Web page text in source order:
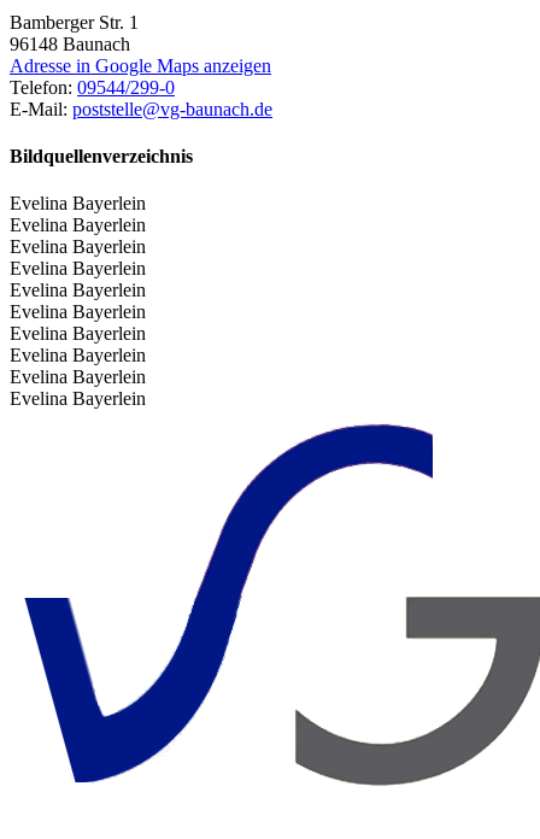
Bamberger Str. 1
96148 Baunach
Adresse in Google Maps anzeigen
Telefon: 09544/299-0
E-Mail: poststelle@vg-baunach.de
Bildquellenverzeichnis
Evelina Bayerlein
Evelina Bayerlein
Evelina Bayerlein
Evelina Bayerlein
Evelina Bayerlein
Evelina Bayerlein
Evelina Bayerlein
Evelina Bayerlein
Evelina Bayerlein
Evelina Bayerlein